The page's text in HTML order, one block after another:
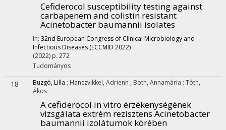
Cefiderocol susceptibility testing against
carbapenem and colistin resistant
Acinetobacter baumannii isolates
In: 32nd European Congress of Clinical Microbiology and
Infectious Diseases (ECCMID 2022)
(2022) p. 272
Tudományos
18 Buzgó, Lilla ; Hanczvikkel, Adrienn ; Both, Annamária ; Tóth,
Ákos
A cefiderocol in vitro érzékenységének
vizsgálata extrém rezisztens Acinetobacter
baumannii izolátumok körében